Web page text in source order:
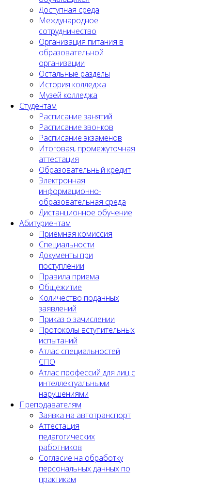
Доступная среда
Международное
сотрудничество
Организация питания в
образовательной
организации
Остальные разделы
История колледжа
Музей колледжа
Студентам
Расписание занятий
Расписание звонков
Расписание экзаменов
Итоговая, промежуточная
аттестация
Образовательный кредит
Электронная
информационно-
образовательная среда
Дистанционное обучение
Абитуриентам
Приёмная комиссия
Специальности
Документы при
поступлении
Правила приема
Общежитие
Количество поданных
заявлений
Приказ о зачислении
Протоколы вступительных
испытаний
Атлас специальностей
СПО
Атлас профессий для лиц с
интеллектуальными
нарушениями
Преподавателям
Заявка на автотранспорт
Аттестация
педагогических
работников
Согласие на обработку
персональных данных по
практикам